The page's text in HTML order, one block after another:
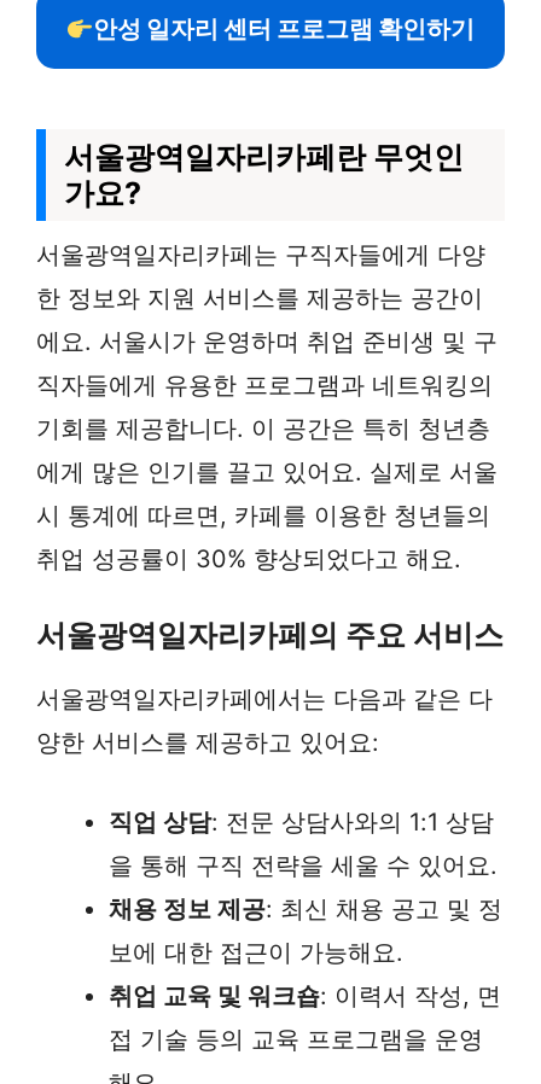
안성 일자리 센터 프로그램 확인하기
서울광역일자리카페란 무엇인
가요?
서울광역일자리카페는 구직자들에게 다양
한 정보와 지원 서비스를 제공하는 공간이
에요. 서울시가 운영하며 취업 준비생 및 구
직자들에게 유용한 프로그램과 네트워킹의
기회를 제공합니다. 이 공간은 특히 청년층
에게 많은 인기를 끌고 있어요. 실제로 서울
시 통계에 따르면, 카페를 이용한 청년들의
취업 성공률이 30% 향상되었다고 해요.
서울광역일자리카페의 주요 서비스
서울광역일자리카페에서는 다음과 같은 다
양한 서비스를 제공하고 있어요:
직업 상담: 전문 상담사와의 1:1 상담
을 통해 구직 전략을 세울 수 있어요.
채용 정보 제공: 최신 채용 공고 및 정
보에 대한 접근이 가능해요.
취업 교육 및 워크숍: 이력서 작성, 면
접 기술 등의 교육 프로그램을 운영